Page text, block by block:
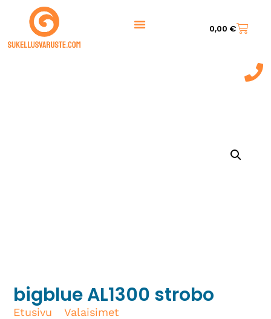
0,00 €
bigblue AL1300 strobo
Etusivu /Valaisimet